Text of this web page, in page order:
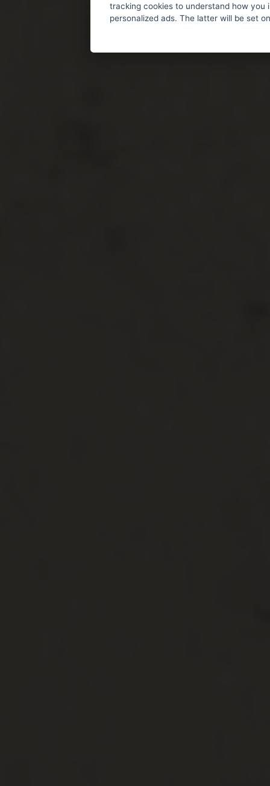
tracking cookies to understand how
personalized ads. The latter will be set